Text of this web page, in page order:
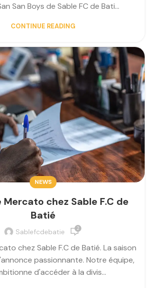
San Boys de Sable FC de Bati...
CONTINUE READING
NEWS
chez Sable F.C de
Batié
Sablefcdebatie 2
chez Sable F.C de Batié. La saison
passionnante. Notre équipe,
d'accéder à la divis...